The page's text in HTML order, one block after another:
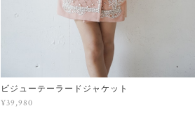
ビジューテーラードジャケット
¥39,980